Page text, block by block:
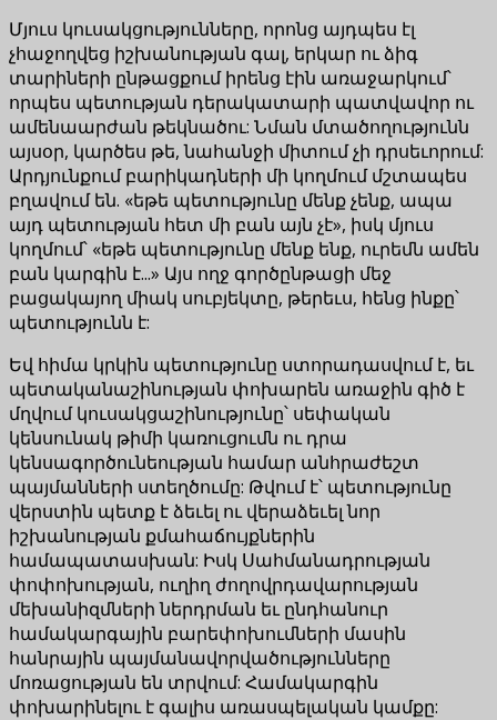
Մյուս կուսակցությունները, որոնց այդպես էլ
չհաջողվեց իշխանության գալ, երկար ու ձիգ
տարիների ընթացքում իրենց էին առաջարկում՝
որպես պետության դերակատարի պատվավոր ու
ամենաարժան թեկնածու: Նման մտածողությունն
այսօր, կարծես թե, նահանջի միտում չի դրսեւորում:
Արդյունքում բարիկադների մի կողմում մշտապես
բղավում են. «եթե պետությունը մենք չենք, ապա
այդ պետության հետ մի բան այն չէ», իսկ մյուս
կողմում՝ «եթե պետությունը մենք ենք, ուրեմն ամեն
բան կարգին է...» Այս ողջ գործընթացի մեջ
բացակայող միակ սուբյեկտը, թերեւս, հենց ինքը՝
պետությունն է:
Եվ հիմա կրկին պետությունը ստորադասվում է, եւ
պետականաշինության փոխարեն առաջին գիծ է
մղվում կուսակցաշինությունը՝ սեփական
կենսունակ թիմի կառուցումն ու դրա
կենսագործունեության համար անհրաժեշտ
պայմանների ստեղծումը: Թվում է՝ պետությունը
վերստին պետք է ձեւել ու վերաձեւել նոր
իշխանության քմահաճույքներին
համապատասխան: Իսկ Սահմանադրության
փոփոխության, ուղիղ ժողովրդավարության
մեխանիզմների ներդրման եւ ընդհանուր
համակարգային բարեփոխումների մասին
հանրային պայմանավորվածությունները
մոռացության են տրվում: Համակարգին
փոխարինելու է գալիս առասպելական կամքը: